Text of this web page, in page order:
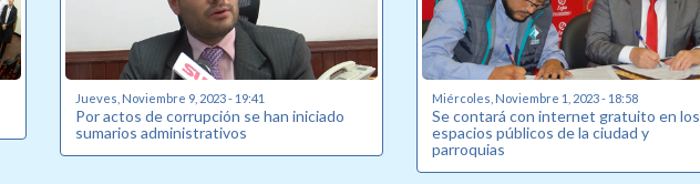
Jueves, Noviembre 9, 2023 - 19:41
Por actos de corrupción se han iniciado
sumarios administrativos
Miércoles, Noviembre 1, 2023 - 18:58
Se contará con internet gratuito en los
espacios públicos de la ciudad y
parroquias